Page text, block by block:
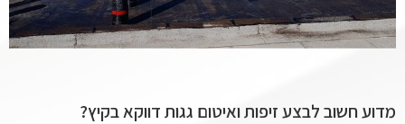
מדוע חשוב לבצע זיפות ואיטום גגות דווקא בקיץ?